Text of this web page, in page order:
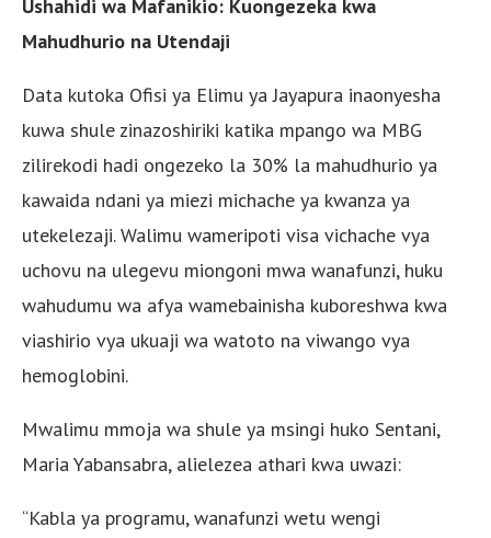
Ushahidi wa Mafanikio: Kuongezeka kwa
Mahudhurio na Utendaji
Data kutoka Ofisi ya Elimu ya Jayapura inaonyesha
kuwa shule zinazoshiriki katika mpango wa MBG
zilirekodi hadi ongezeko la 30% la mahudhurio ya
kawaida ndani ya miezi michache ya kwanza ya
utekelezaji. Walimu wameripoti visa vichache vya
uchovu na ulegevu miongoni mwa wanafunzi, huku
wahudumu wa afya wamebainisha kuboreshwa kwa
viashirio vya ukuaji wa watoto na viwango vya
hemoglobini.
Mwalimu mmoja wa shule ya msingi huko Sentani,
Maria Yabansabra, alielezea athari kwa uwazi:
“Kabla ya programu, wanafunzi wetu wengi